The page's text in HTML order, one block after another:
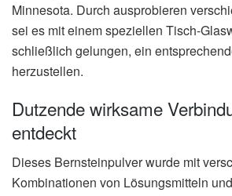
Minnesota. Durch ausprobieren
sei es mit einem speziellen Tisch-
schließlich gelungen, ein
herzustellen.
Dutzende wirksame
entdeckt
Dieses Bernsteinpulver wurde mit
Kombinationen von Lösungsmitteln